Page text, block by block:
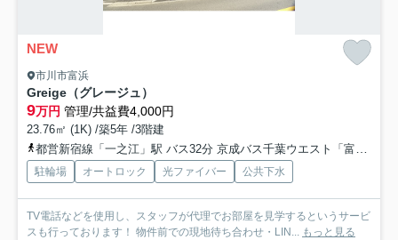
NEW
市川市富浜
Greige（グレージュ）
9万円 管理/共益費4,000円
23.76㎡ (1K) /築5年 /3階建
都営新宿線「一之江」駅 バス32分 京成バス千葉ウエスト「富浜３丁目」 停歩3分
駐輪場 オートロック 光ファイバー 公共下水
TV電話などを使用し、スタッフが代理でお部屋を見学するというサービ
スも行っております！ 物件前での現地待ち合わせ・LIN... もっと見る